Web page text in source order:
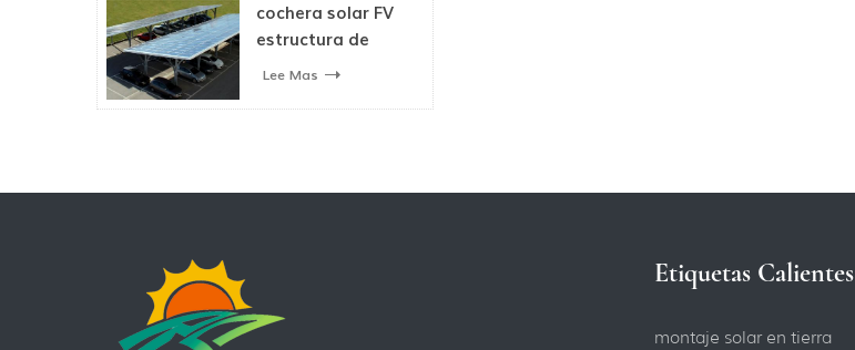
cochera solar FV
estructura de
montaje para
Lee Mas
Etiquetas Calientes
montaje solar en tierra